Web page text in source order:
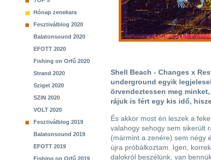
Hónap zenekara
Fesztiválblog 2020
Balatonsound 2020
EFOTT 2020
Fishing on Orfű 2020
Strand 2020
Sziget 2020
SZIN 2020
VOLT 2020
Fesztiválblog 2019
Balatonsound 2019
EFOTT 2019
Fishing on Orfű 2019
Shell Beach - Changes x
underground egyik
örvendeztessen meg
rájuk is fért egy kis idő,
És akkor most én leszek a
valahogy sehogy sem sikerült
(mármint a zenére) sem négy
újra próbálkoztam. Igen,
dalokról beszélünk, van